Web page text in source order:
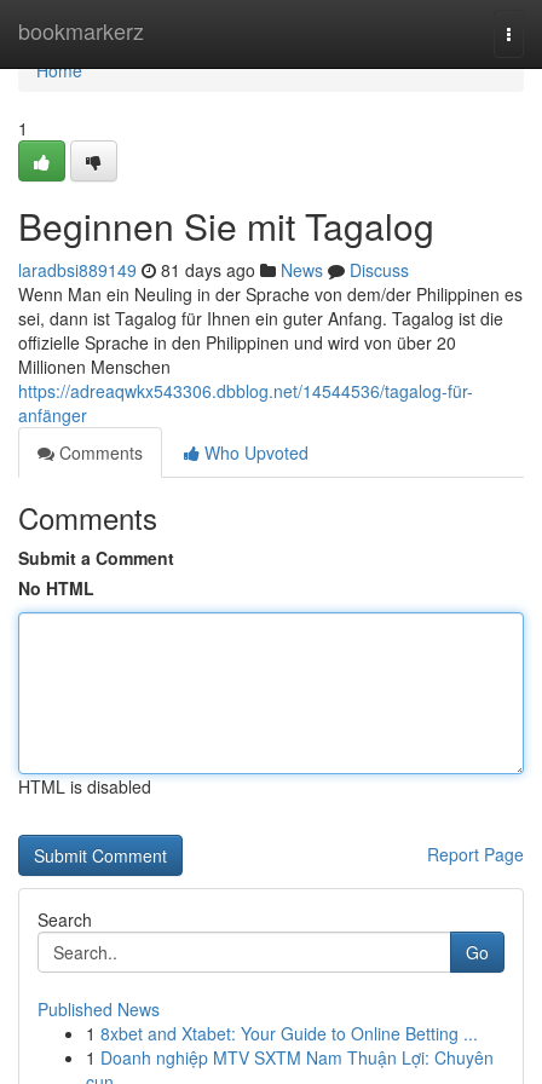
bookmarkerz
Home
Home
1
Beginnen Sie mit Tagalog
laradbsi889149 81 days ago News
Discuss
Wenn Man ein Neuling in der Sprache von dem/der Philippinen es
sei, dann ist Tagalog für Ihnen ein guter Anfang. Tagalog ist die
offizielle Sprache in den Philippinen und wird von über 20
Millionen Menschen
https://adreaqwkx543306.dbblog.net/14544536/tagalog-für-
anfänger
Comments
Who Upvoted
Comments
Submit a Comment
No HTML
HTML is disabled
Report Page
Search
Go
Published News
1 8xbet and Xtabet: Your Guide to Online Betting ...
1 Doanh nghiệp MTV SXTM Nam Thuận Lợi: Chuyên